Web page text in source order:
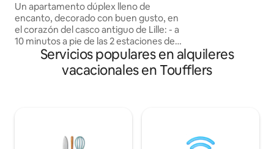
Un apartamento dúplex lleno de
encanto, decorado con buen gusto, en
el corazón del casco antiguo de Lille: - a
10 minutos a pie de las 2 estaciones de
tren Lille Flandres y Lille Europe - a 10
minutos a pie del metro Rihour o del
metro Lille Flandre - a 5 minutos a pie de
minutos en metro) - a 12 km del
aeropuerto de Lille-Lesquin
calidad, cómodo
baño luminoso,
de 12 m² en
Servicios populares en alquileres
vacacionales en Toufflers